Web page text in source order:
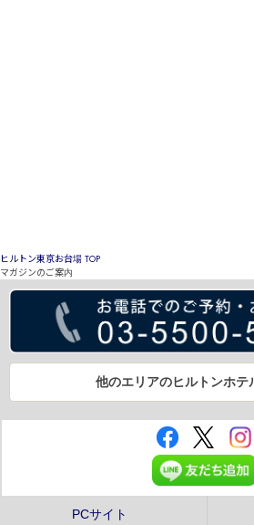
ヒルトン東京お台場 TOP
マガジンのご案内
他のエリアのヒルトンホテ
PCサイト